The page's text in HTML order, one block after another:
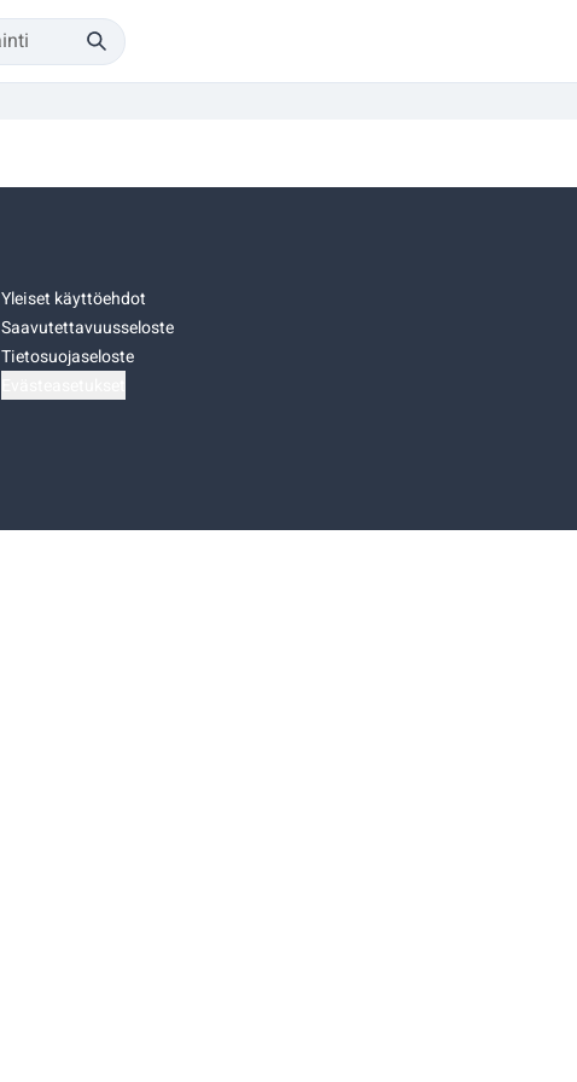
Yleiset käyttöehdot
Saavutettavuusseloste
Tietosuojaseloste